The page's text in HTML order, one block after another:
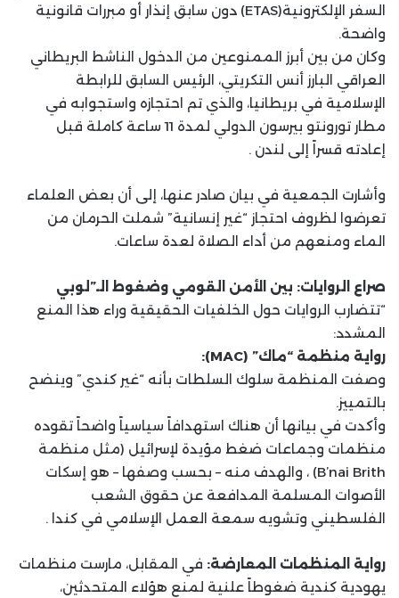
السفر الإلكترونية(ETAS) دون سابق إنذار أو مبررات قانونية
واضحة.
وكان من بين أبرز الممنوعين من الدخول الناشط البريطاني
العراقي البارز أنس التكريتي، الرئيس السابق للرابطة
الإسلامية في بريطانيا، والذي تم احتجازه واستجوابه في
مطار تورونتو بيرسون الدولي لمدة 11 ساعة كاملة قبل
إعادته قسراً إلى لندن .
وأشارت الجمعية في بيان صادر عنها، إلى أن بعض العلماء
تعرضوا لظروف احتجاز “غير إنسانية” شملت الحرمان من
الماء ومنعهم من أداء الصلاة لعدة ساعات.
صراع الروايات: بين الأمن القومي وضغوط الـ”لوبي
“تتضارب الروايات حول الخلفيات الحقيقية وراء هذا المنع
المشدد:
رواية منظمة “ماك” (MAC):
وصفت المنظمة سلوك السلطات بأنه “غير كندي” وينضح
بالتمييز.
وأكدت في بيانها أن هناك استهدافاً سياسياً واضحاً تقوده
منظمات وجماعات ضغط مؤيدة لإسرائيل (مثل منظمة
B’nai Brith) ، والهدف منه – بحسب وصفها – هو إسكات
الأصوات المسلمة المدافعة عن حقوق الشعب
الفلسطيني وتشويه سمعة العمل الإسلامي في كندا .
رواية المنظمات المعارضة: في المقابل، مارست منظمات
يهودية كندية ضغوطاً علنية لمنع هؤلاء المتحدثين،